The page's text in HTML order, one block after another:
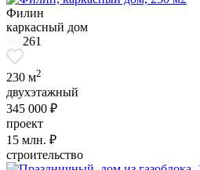
Филин
каркасный дом
261
230 м2
двухэтажный
345 000 ₽
проект
15 млн. ₽
строительство